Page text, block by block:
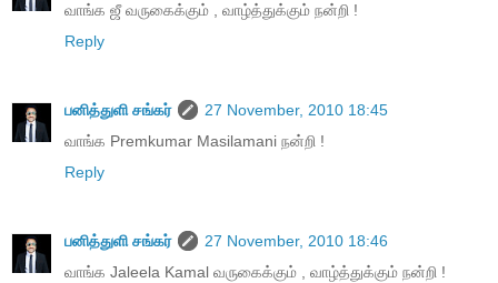
வாங்க ஜீ வருகைக்கும் , வாழ்த்துக்கும் நன்றி !
Reply
பனித்துளி சங்கர்
27 November, 2010 18:45
வாங்க Premkumar Masilamani நன்றி !
Reply
பனித்துளி சங்கர்
27 November, 2010 18:46
வாங்க Jaleela Kamal வருகைக்கும் , வாழ்த்துக்கும் நன்றி !